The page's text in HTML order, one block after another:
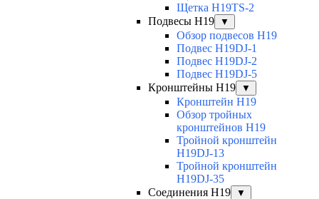
Щетка H19TS-2
Подвесы H19
▼
Обзор подвесов H19
Подвес H19DJ-1
Подвес H19DJ-2
Подвес H19DJ-5
Кронштейны H19
▼
Кронштейн H19
Обзор тройных
кронштейнов H19
Тройной кронштейн
H19DJ-13
Тройной кронштейн
H19DJ-35
Соединения H19
▼